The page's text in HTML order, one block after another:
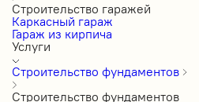
Строительство гаражей
Каркасный гараж
Гараж из кирпича
Услуги
Строительство фундаментов
Строительство фундаментов